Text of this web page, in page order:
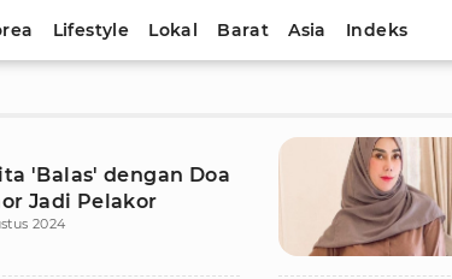
Lifestyle Lokal Barat Asia Indeks
'Balas' dengan Doa
Jadi Pelakor
2024